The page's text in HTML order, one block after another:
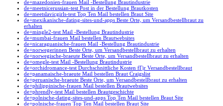
de+mazedonien-frauen Mail -Bestellung Brautindustrie
de+meetnicerussian-test Post in der Bestellung Brautkosten
de+meetslavicgirls-test Top Ten Mail bestellen Braut Site
de+mexikanische-dating-sites-und-apps Beste Orte, um Versandbestellbraut zu
erhalten
de+mingle2-test Mail -Bestellung Brautindustrie
de+mumbai-frauen Mail bestellen Brautwebsites
de+nicaraguanische-frauen Mail -Bestellung Brautindustrie
de+norwegerinnen Beste Orte, um Versandbestellbraut zu erhalten
de+norwegische-braeute Beste Orte, um Versandbestellbraut zu erhalten
de+omegle-test Mail -Bestellung Brautindustrie
de+orchidromance-test Durchschnittliche Kosten fГјr Versandbestellbraut
de+panamaische-braeute Mail bestellen Braut Craigslist
de+peruanische-braeute Beste Orte, um Versandbestellbraut zu erhalten
de+philippinische-frauen Mail bestellen Brautwebsites
de+phrendly-test Mail bestellen Brautgeschichte
de+polnische-dating-sites-und-apps Top Ten Mail bestellen Braut Site
de+polnische-frauen Top Ten Mail bestellen Braut Site